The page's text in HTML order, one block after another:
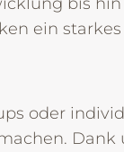
ein
oder
Dank